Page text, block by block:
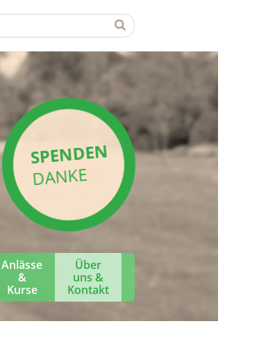
SPENDEN
DANKE
Anlässe
&
Kurse
Über
uns &
Kontakt